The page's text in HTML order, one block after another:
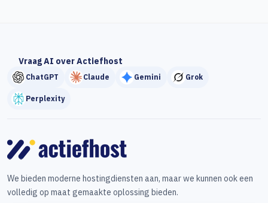
Vraag AI over Actiefhost
ChatGPT Claude Gemini Grok
Perplexity
We bieden moderne hostingdiensten aan, maar we kunnen ook een
volledig op maat gemaakte oplossing bieden.